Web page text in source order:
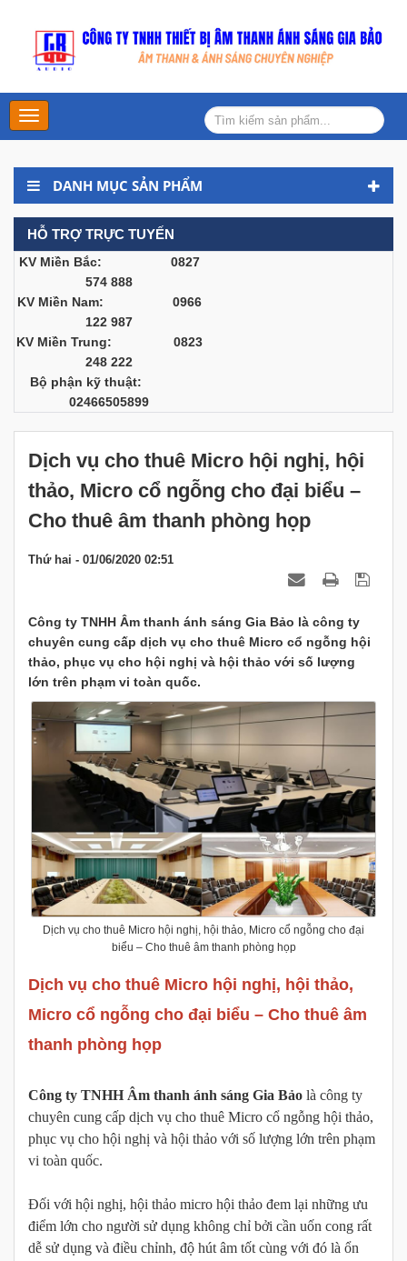
Main
Menu
DANH MỤC SẢN PHẨM
HỖ TRỢ TRỰC TUYẾN
KV Miền Bắc: 0827
574 888
KV Miền Nam: 0966
122 987
KV Miền Trung: 0823
248 222
Bộ phận kỹ thuật:
02466505899
Dịch vụ cho thuê Micro hội nghị, hội
thảo, Micro cổ ngỗng cho đại biểu –
Cho thuê âm thanh phòng họp
Thứ hai - 01/06/2020 02:51
Công ty TNHH Âm thanh ánh sáng Gia Bảo là công ty
chuyên cung cấp dịch vụ cho thuê Micro cổ ngỗng hội
thảo, phục vụ cho hội nghị và hội thảo với số lượng
lớn trên phạm vi toàn quốc.
Dịch vụ cho thuê Micro hội nghị, hội thảo, Micro cổ ngỗng cho đại
biểu – Cho thuê âm thanh phòng họp
Dịch vụ cho thuê Micro hội nghị, hội thảo,
Micro cổ ngỗng cho đại biểu – Cho thuê âm
thanh phòng họp
Công ty TNHH Âm thanh ánh sáng Gia Bảo là công ty
chuyên cung cấp dịch vụ cho thuê Micro cổ ngỗng hội thảo,
phục vụ cho hội nghị và hội thảo với số lượng lớn trên phạm
vi toàn quốc.
Đối với hội nghị, hội thảo micro hội thảo đem lại những ưu
điểm lớn cho người sử dụng không chỉ bởi cần uốn cong rất
dễ sử dụng và điều chỉnh, độ hút âm tốt cùng với đó là ổn